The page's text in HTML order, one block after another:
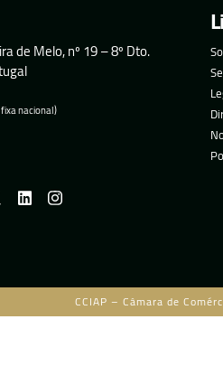
de Melo, nº 19 – 8º Dto.
nacional)
CCIAP – Câmara de